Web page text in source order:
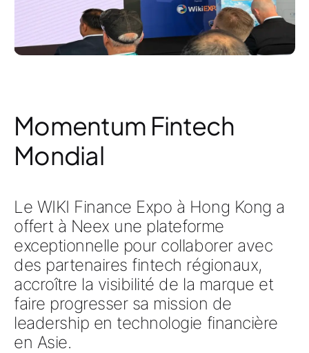
Momentum Fintech
Mondial
Le WIKI Finance Expo à Hong Kong a
offert à Neex une plateforme
exceptionnelle pour collaborer avec
des partenaires fintech régionaux,
accroître la visibilité de la marque et
faire progresser sa mission de
leadership en technologie financière
en Asie.